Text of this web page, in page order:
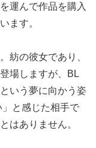
運んで作品を購入
ます。
紡の彼女であり、
場しますが、BL
いう夢に向かう姿
と感じた相手で
はありません。